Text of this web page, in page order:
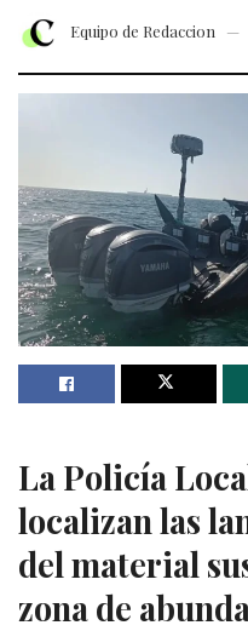
Equipo de Redaccion
La Policía
localizan las
del material
zona de